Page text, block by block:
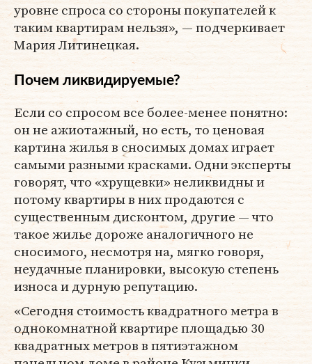
уровне спроса со стороны покупателей к
таким квартирам нельзя», — подчеркивает
Мария Литинецкая.
Почем ликвидируемые?
Если со спросом все более-менее понятно:
он не ажиотажный, но есть, то ценовая
картина жилья в сносимых домах играет
самыми разными красками. Одни эксперты
говорят, что «хрущевки» неликвидны и
потому квартиры в них продаются с
существенным дисконтом, другие — что
такое жилье дороже аналогичного не
сносимого, несмотря на, мягко говоря,
неудачные планировки, высокую степень
износа и дурную репутацию.
«Сегодня стоимость квадратного метра в
однокомнатной квартире площадью 30
квадратных метров в пятиэтажном